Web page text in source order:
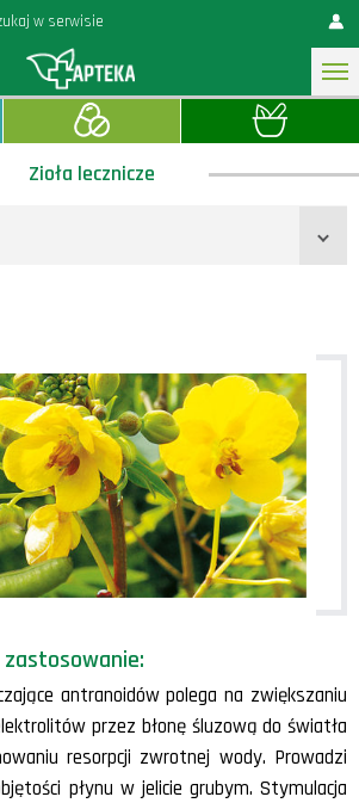
Zioła lecznicze
zastosowanie:
antranoidów polega na zwiększaniu
przez błonę śluzową do światła
resorpcji zwrotnej wody. Prowadzi
płynu w jelicie grubym. Stymulacja